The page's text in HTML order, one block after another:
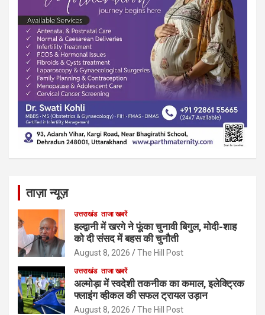
ताज़ा न्यूज़
उत्तराखंड ताजा खबरें
हल्द्वानी में खरगे ने फूंका चुनावी बिगुल, मोदी-शाह
को दी संसद में बहस की चुनौती
August 8, 2026 The Hill Post
उत्तराखंड ताजा खबरें
अल्मोड़ा में स्वदेशी तकनीक का कमाल, इलेक्ट्रिक
फ्लाइंग व्हीकल की सफल ट्रायल उड़ान
August 8, 2026 The Hill Post